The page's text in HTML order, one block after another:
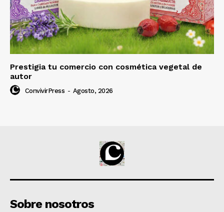
Prestigia tu comercio con cosmética vegetal de
autor
ConvivirPress - Agosto, 2026
Sobre nosotros